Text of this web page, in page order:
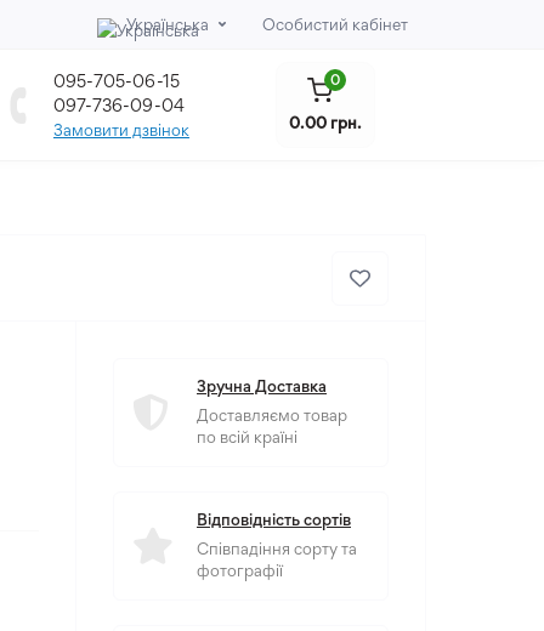
Українська Особистий кабінет
095-705-06-15
097-736-09-04
Замовити дзвінок
0
0.00 грн.
Зручна Доставка
Доставляємо товар
по всій країні
Відповідність сортів
Співпадіння сорту та
фотографії